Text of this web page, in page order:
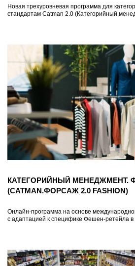
Новая трехуровневая программа для
стандартам Catman 2.0 (Категорийный
КАТЕГОРИЙНЫЙ МЕНЕДЖМЕНТ.
(CATMAN.ФОРСАЖ 2.0 FASHION)
Онлайн-программа на основе
с адаптацией к специфике Фешен-ретейла